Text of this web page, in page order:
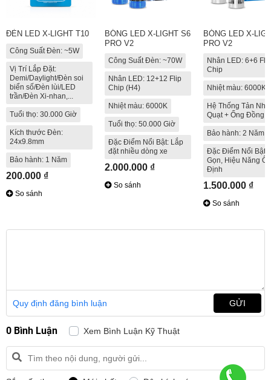
ĐÈN LED X-LIGHT T10
Công Suất Đèn: ~5W
Vị Trí Lắp Đặt:
Demi/Daylight/Đèn soi
biển số/Đèn lùi/LED
trần/Đèn Xi-nhan,...
Tuổi thọ: 30.000 Giờ
Kích thước Đèn:
24x9.8mm
Bảo hành: 1 Năm
200.000 ₫
So sánh
BÓNG LED X-LIGHT S6
PRO V2
Công Suất Đèn: ~70W
Nhân LED: 12+12 Flip
Chip (H4)
Nhiệt màu: 6000K
Tuổi thọ: 50.000 Giờ
Đặc Điểm Nổi Bật: Lắp
đặt nhiều dòng xe
2.000.000 ₫
So sánh
BÓNG LED X-
PRO V2
Nhân LED: 6+6 Flip
Chip
Nhiệt màu: 6000K
Hệ Thống Tản
Quạt + Ống Đồng
Bảo hành: 2 Năm
Đặc Điểm Nổi Bật:
Gọn, Hiệu Năng Ổn
Định
1.500.000 ₫
So sánh
Quy định đăng bình luận GỬI
0 Bình Luận Xem Bình Luận Kỹ Thuật